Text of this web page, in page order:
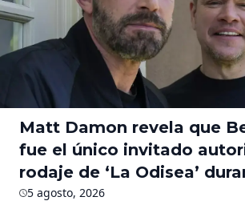
Matt Damon revela que
fue el único invitado
rodaje de ‘La Odisea’
meses
5 agosto, 2026